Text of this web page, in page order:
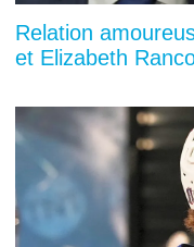
Relation
et Elizabeth